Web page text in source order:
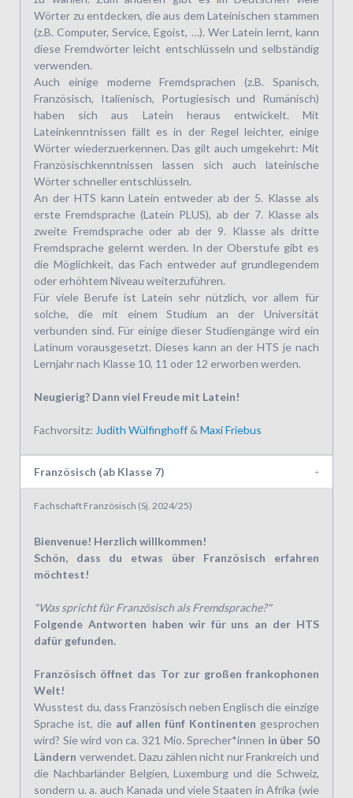
Wörter zu entdecken, die aus dem Lateinischen stammen
(z.B. Computer, Service, Egoist, …). Wer Latein lernt, kann
diese Fremdwörter leicht entschlüsseln und selbständig
verwenden.
Auch einige moderne Fremdsprachen (z.B. Spanisch,
Französisch, Italienisch, Portugiesisch und Rumänisch)
haben sich aus Latein heraus entwickelt. Mit
Lateinkenntnissen fällt es in der Regel leichter, einige
Wörter wiederzuerkennen. Das gilt auch umgekehrt: Mit
Französischkenntnissen lassen sich auch lateinische
Wörter schneller entschlüsseln.
An der HTS kann Latein entweder ab der 5. Klasse als
erste Fremdsprache (Latein PLUS), ab der 7. Klasse als
zweite Fremdsprache oder ab der 9. Klasse als dritte
Fremdsprache gelernt werden. In der Oberstufe gibt es
die Möglichkeit, das Fach entweder auf grundlegendem
oder erhöhtem Niveau weiterzuführen.
Für viele Berufe ist Latein sehr nützlich, vor allem für
solche, die mit einem Studium an der Universität
verbunden sind. Für einige dieser Studiengänge wird ein
Latinum vorausgesetzt. Dieses kann an der HTS je nach
Lernjahr nach Klasse 10, 11 oder 12 erworben werden.
Neugierig? Dann viel Freude mit Latein!
Fachvorsitz: Judith Wülfinghoff &Maxi Friebus
Französisch (ab Klasse 7)
Fachschaft Französisch (Sj. 2024/25)
Bienvenue! Herzlich willkommen!
Schön, dass du etwas über Französisch erfahren
möchtest!
"Was spricht für Französisch als Fremdsprache?"
Folgende Antworten haben wir für uns an der HTS
dafür gefunden.
Französisch öffnet das Tor zur großen frankophonen
Welt!
Wusstest du, dass Französisch neben Englisch die einzige
Sprache ist, die auf allen fünf Kontinenten gesprochen
wird? Sie wird von ca. 321 Mio. Sprecher*innen in über 50
Ländern verwendet. Dazu zählen nicht nur Frankreich und
die Nachbarländer Belgien, Luxemburg und die Schweiz,
sondern u. a. auch Kanada und viele Staaten in Afrika (wie